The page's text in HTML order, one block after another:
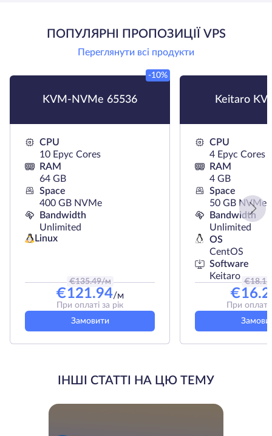
ПОПУЛЯРНІ ПРОПОЗИЦІЇ VPS
Переглянути всі продукти
KVM-NVMe 65536
-10%
CPU
10 Epyc Cores
RAM
64 GB
Space
400 GB NVMe
Bandwidth
Unlimited
Linux
€135.49/м
€121.94/м
При оплаті за рік
Замовити
Keitaro
CPU
4 Epyc Cores
RAM
4 GB
Space
50 GB NVMe
Bandwidth
Unlimited
OS
CentOS
Software
Keitaro
€18.1/
€
При оплаті
ІНШІ СТАТТІ НА ЦЮ ТЕМУ